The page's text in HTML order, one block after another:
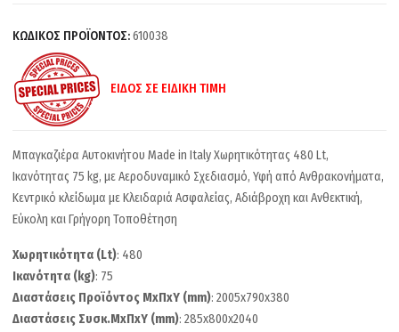
ΚΩΔΙΚΟΣ ΠΡΟΪΟΝΤΟΣ:610038
ΕΙΔΟΣ ΣΕ ΕΙΔΙΚΗ ΤΙΜΗ
Μπαγκαζιέρα Αυτοκινήτου Made in Italy Χωρητικότητας 480 Lt,
Ικανότητας 75 kg, με Αεροδυναμικό Σχεδιασμό, Υφή από Ανθρακονήματα,
Κεντρικό κλείδωμα με Κλειδαριά Ασφαλείας, Αδιάβροχη και Ανθεκτική,
Εύκολη και Γρήγορη Τοποθέτηση
Χωρητικότητα (Lt): 480
Ικανότητα (kg): 75
Διαστάσεις Προϊόντος ΜxΠxΥ (mm): 2005x790x380
Διαστάσεις Συσκ.ΜxΠxΥ (mm): 285x800x2040